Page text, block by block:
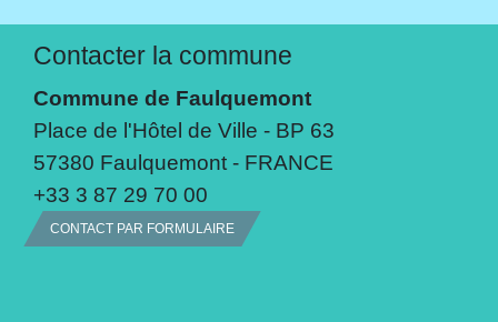
Contacter la commune
Commune de Faulquemont
Place de l'Hôtel de Ville - BP 63
57380 Faulquemont - FRANCE
+33 3 87 29 70 00
CONTACT PAR FORMULAIRE